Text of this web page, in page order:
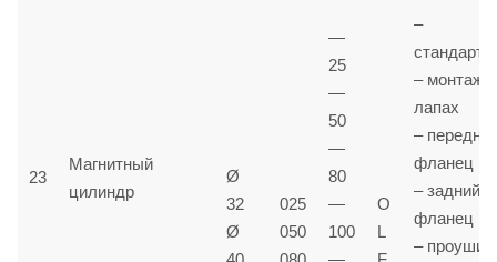
23
Магнитный
цилиндр
Ø
32
Ø
025
050
—
25
—
50
—
80
—
100
O
L
–
– монтаж
лапах
–
фланец
– задний
фланец
–